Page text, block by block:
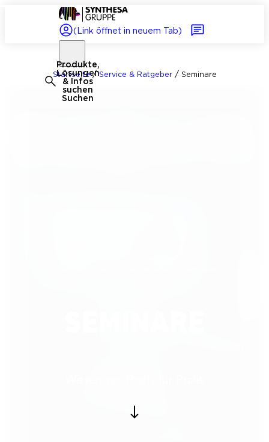
(Link öffnet in neuem Tab)
Produkte,
Lösungen
& Infos
suchen
Suchen
Startseite / Service & Ratgeber / Seminare